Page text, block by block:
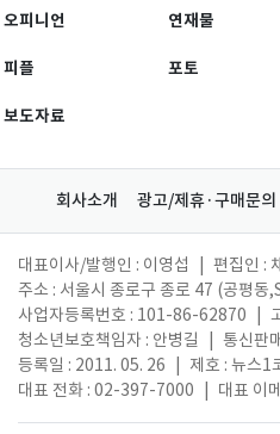
오피니언 연재물
피플 포토
보도자료
회사소개 광고/제휴·구매문의
대표이사/발행인 : 이영섭 편집인 :
주소 : 서울시 종로구 종로 47 (공평동
사업자등록번호 : 101-86-62870
청소년보호책임자 : 안병길
통신판
등록일 : 2011. 05. 26
제호 : 뉴스1
대표 전화 : 02-397-7000
대표 이